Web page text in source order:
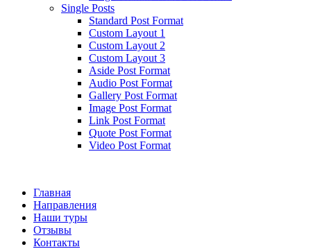
Single Posts
Standard Post Format
Custom Layout 1
Custom Layout 2
Custom Layout 3
Aside Post Format
Audio Post Format
Gallery Post Format
Image Post Format
Link Post Format
Quote Post Format
Video Post Format
Главная
Направления
Наши туры
Отзывы
Контакты